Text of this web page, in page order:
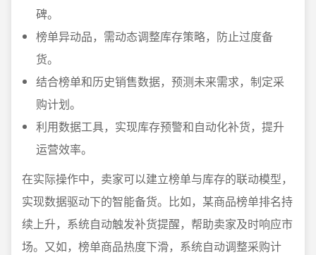
碑。
榜单异动品，需动态调整库存策略，防止过度备
货。
结合榜单和历史销售数据，预测未来需求，制定采
购计划。
利用数据工具，实现库存预警和自动化补货，提升
运营效率。
在实际操作中，卖家可以建立榜单与库存的联动模型，
实现数据驱动下的智能备货。比如，某商品榜单排名持
续上升，系统自动触发补货提醒，帮助卖家及时响应市
场。又如，榜单商品热度下滑，系统自动调整采购计